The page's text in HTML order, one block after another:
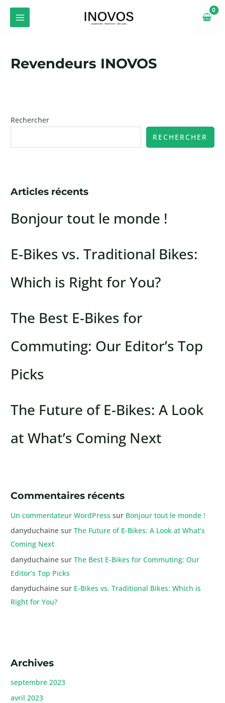
AllerMAIN
MENU
Revendeurs INOVOS
Rechercher
RECHERCHER
Articles récents
Bonjour tout le monde !
E-Bikes vs. Traditional Bikes:
Which is Right for You?
The Best E-Bikes for
Commuting: Our Editor’s Top
Picks
The Future of E-Bikes: A Look
at What’s Coming Next
Commentaires récents
Un commentateur WordPress sur Bonjour tout le monde !
danyduchaine surThe Future of E-Bikes: A Look at What’s
Coming Next
danyduchaine surThe Best E-Bikes for Commuting: Our
Editor’s Top Picks
danyduchaine sur E-Bikes vs. Traditional Bikes: Which is
Right for You?
Archives
septembre 2023
avril 2023